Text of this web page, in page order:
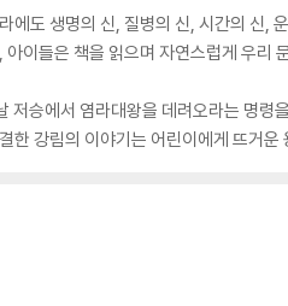
에도 생명의 신, 질병의 신, 시간의 신,
이들은 책을 읽으며 자연스럽게 우리
승에서 염라대왕을 데려오라는 명령
강림의 이야기는 어린이에게 뜨거